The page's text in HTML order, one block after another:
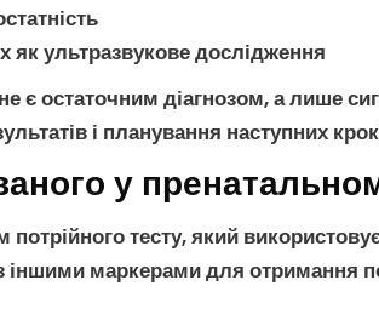
якультразвукове дослідження
не є остаточним діагнозом, а лише
і планування наступних
у
потрійного тесту, який
іншими маркерами для отримання